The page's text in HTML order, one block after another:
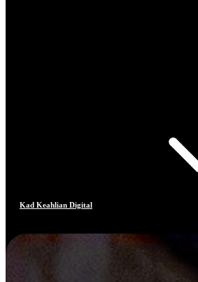
Kad Keahlian Digital